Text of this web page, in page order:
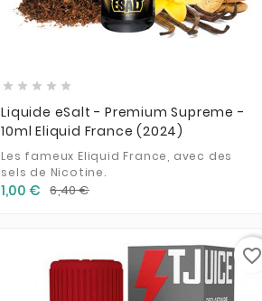

    
Liquide eSalt - Premium Supreme -
10ml Eliquid France (2024)
Les fameux Eliquid France, avec des
sels de Nicotine.
1,00 € 6,40 €
favorite_border